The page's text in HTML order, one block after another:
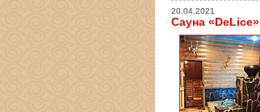
20.04.2021
Сауна «DeLice»